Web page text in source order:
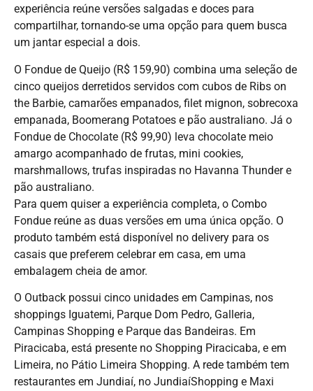
experiência reúne versões salgadas e doces para
compartilhar, tornando-se uma opção para quem busca
um jantar especial a dois.
O Fondue de Queijo (R$ 159,90) combina uma seleção de
cinco queijos derretidos servidos com cubos de Ribs on
the Barbie, camarões empanados, filet mignon, sobrecoxa
empanada, Boomerang Potatoes e pão australiano. Já o
Fondue de Chocolate (R$ 99,90) leva chocolate meio
amargo acompanhado de frutas, mini cookies,
marshmallows, trufas inspiradas no Havanna Thunder e
pão australiano.
Para quem quiser a experiência completa, o Combo
Fondue reúne as duas versões em uma única opção. O
produto também está disponível no delivery para os
casais que preferem celebrar em casa, em uma
embalagem cheia de amor.
O Outback possui cinco unidades em Campinas, nos
shoppings Iguatemi, Parque Dom Pedro, Galleria,
Campinas Shopping e Parque das Bandeiras. Em
Piracicaba, está presente no Shopping Piracicaba, e em
Limeira, no Pátio Limeira Shopping. A rede também tem
restaurantes em Jundiaí, no JundiaíShopping e Maxi